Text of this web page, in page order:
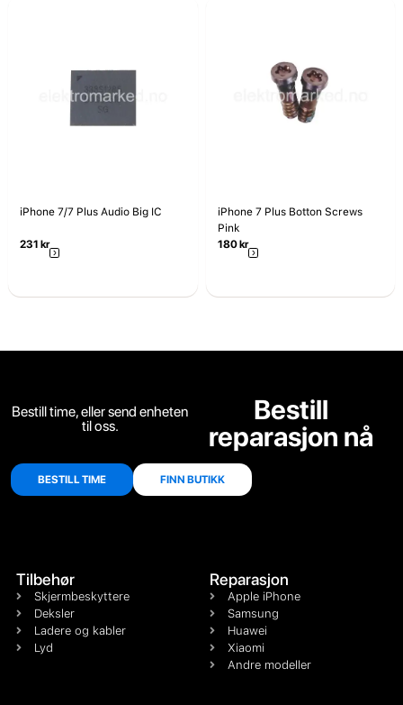
iPhone 7/7 Plus Audio Big IC
231 kr
iPhone 7 Plus Botton Screws
Pink
180kr
Bestill time, eller send enheten
til oss.
Bestill
reparasjon nå
BESTILL TIME FINN BUTIKK
Tilbehør
Skjermbeskyttere
Deksler
Ladere og kabler
Lyd
Reparasjon
Apple iPhone
Samsung
Huawei
Xiaomi
Andre modeller